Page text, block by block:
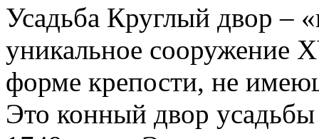
Усадьба Круглый двор –
уникальное сооружение
форме крепости, не
Это конный двор